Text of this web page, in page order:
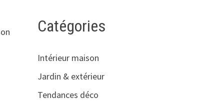
Catégories
Intérieur maison
Jardin & extérieur
Tendances déco